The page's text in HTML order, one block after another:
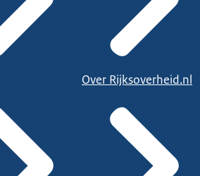
Over Rijksoverheid.nl